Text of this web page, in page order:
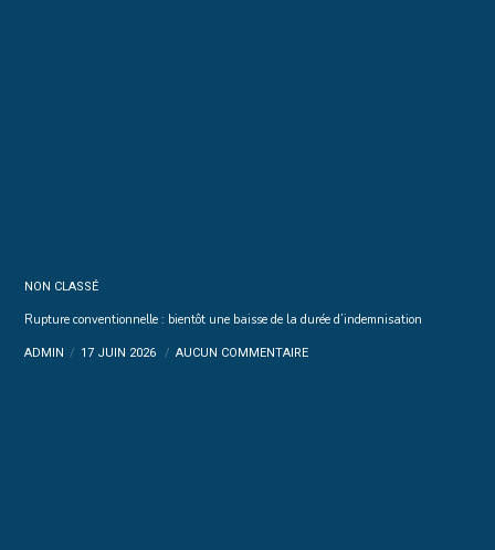
NON CLASSÉ
Rupture conventionnelle : bientôt une baisse de la durée d’indemnisation
ADMIN 17 JUIN 2026 AUCUN COMMENTAIRE